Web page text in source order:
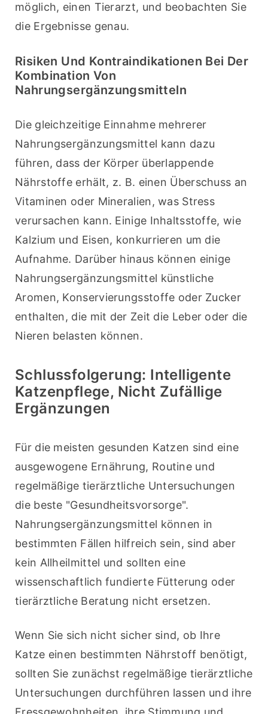
möglich, einen Tierarzt, und beobachten Sie
die Ergebnisse genau.
Risiken Und Kontraindikationen Bei Der
Kombination Von
Nahrungsergänzungsmitteln
Die gleichzeitige Einnahme mehrerer
Nahrungsergänzungsmittel kann dazu
führen, dass der Körper überlappende
Nährstoffe erhält, z. B. einen Überschuss an
Vitaminen oder Mineralien, was Stress
verursachen kann. Einige Inhaltsstoffe, wie
Kalzium und Eisen, konkurrieren um die
Aufnahme. Darüber hinaus können einige
Nahrungsergänzungsmittel künstliche
Aromen, Konservierungsstoffe oder Zucker
enthalten, die mit der Zeit die Leber oder die
Nieren belasten können.
Schlussfolgerung: Intelligente
Katzenpflege, Nicht Zufällige
Ergänzungen
Für die meisten gesunden Katzen sind eine
ausgewogene Ernährung, Routine und
regelmäßige tierärztliche Untersuchungen
die beste "Gesundheitsvorsorge".
Nahrungsergänzungsmittel können in
bestimmten Fällen hilfreich sein, sind aber
kein Allheilmittel und sollten eine
wissenschaftlich fundierte Fütterung oder
tierärztliche Beratung nicht ersetzen.
Wenn Sie sich nicht sicher sind, ob Ihre
Katze einen bestimmten Nährstoff benötigt,
sollten Sie zunächst regelmäßige tierärztliche
Untersuchungen durchführen lassen und ihre